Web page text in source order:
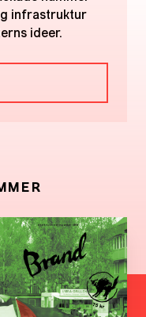
infrastruktur
ideer.